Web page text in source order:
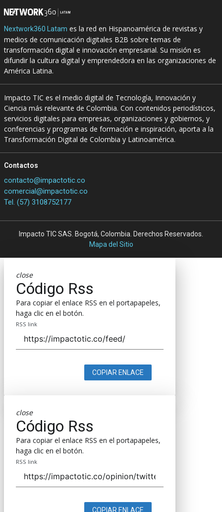
Nextwork360 Latam es la red en Hispanoamérica de revistas y
medios de comunicación digitales B2B sobre temas de
transformación digital e innovación empresarial. Su misión es
difundir la cultura digital y emprendedora en las organizaciones de
América Latina.
Impacto TIC es el medio digital de Tecnología, Innovación y
Ciencia más relevante de Colombia. Con contenidos periodísticos,
servicios digitales para empresas, organizaciones y gobiernos, y
conferencias y programas de formación e inspiración, aporta a la
Transformación Digital de Colombia y Latinoamérica.
Contactos
contacto@impactotic.co
comercial@impactotic.co
Tel. (57) 3108752177
Impacto TIC SAS. Bogotá, Colombia. Derechos Reservados.
Mapa del Sitio
close
Código Rss
Para copiar el enlace RSS en el portapapeles,
haga clic en el botón.
RSS link
COPIAR ENLACE
close
Código Rss
Para copiar el enlace RSS en el portapapeles,
haga clic en el botón.
RSS link
COPIAR ENLACE